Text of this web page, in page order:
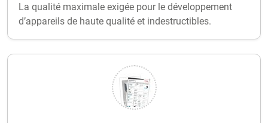
La qualité maximale exigée pour le développement
d’appareils de haute qualité et indestructibles.